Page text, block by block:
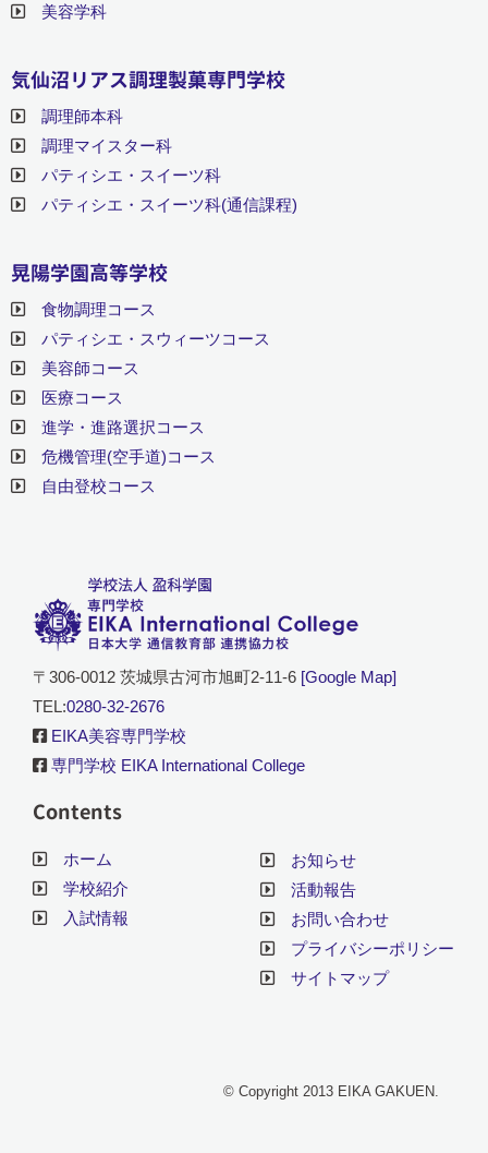
美容学科
気仙沼リアス調理製菓専門学校
調理師本科
調理マイスター科
パティシエ・スイーツ科
パティシエ・スイーツ科(通信課程)
晃陽学園高等学校
食物調理コース
パティシエ・スウィーツコース
美容師コース
医療コース
進学・進路選択コース
危機管理(空手道)コース
自由登校コース
〒306-0012 茨城県古河市旭町2-11-6 [Google Map]
TEL:0280-32-2676
EIKA美容専門学校
専門学校 EIKA International College
Contents
ホーム
学校紹介
入試情報
お知らせ
活動報告
お問い合わせ
プライバシーポリシー
サイトマップ
© Copyright 2013 EIKA GAKUEN.